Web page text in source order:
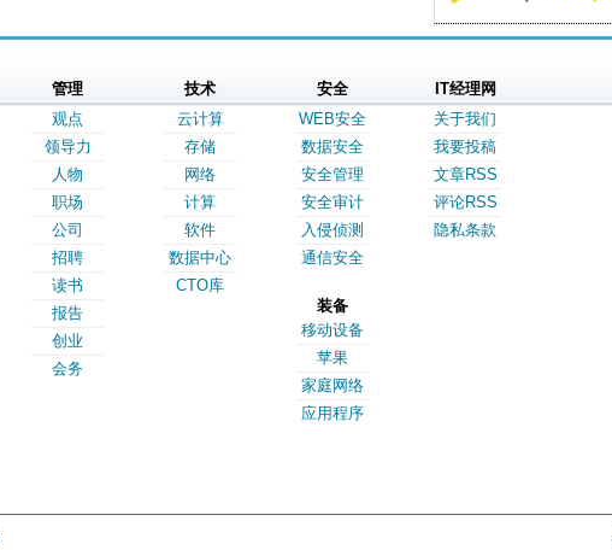
管理
观点
领导力
人物
职场
公司
招聘
读书
报告
创业
会务
技术
云计算
存储
网络
计算
软件
数据中心
CTO库
安全
WEB安全
数据安全
安全管理
安全审计
入侵侦测
通信安全
装备
移动设备
苹果
家庭网络
应用程序
IT经理网
关于我们
我要投稿
文章RSS
评论RSS
隐私条款